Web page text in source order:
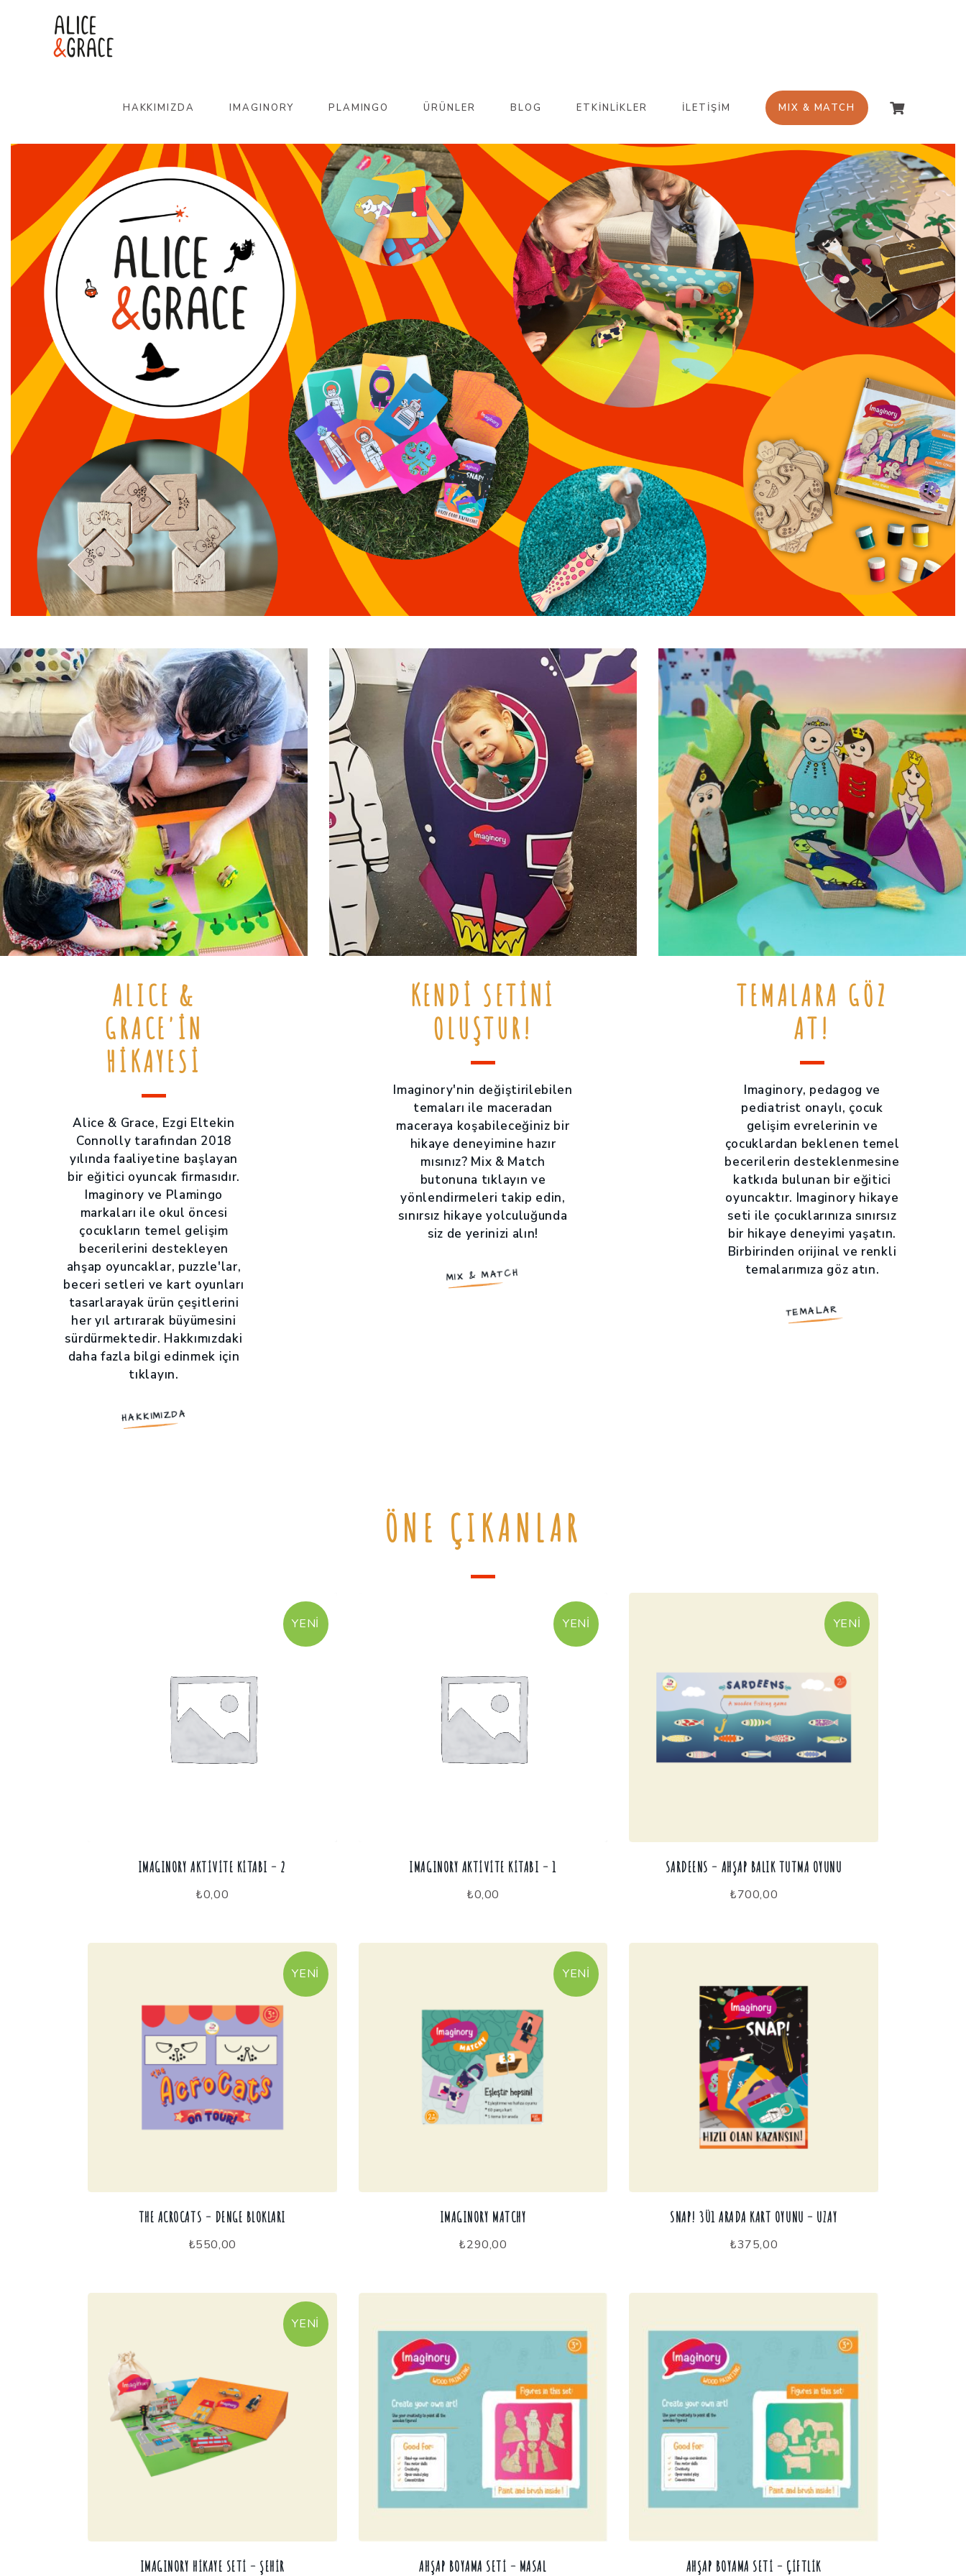
HAKKIMIZDA IMAGINORY PLAMINGO ÜRÜNLER BLOG ETKİNLİKLER İLETİŞİM MIX & MATCH
ALICE &
GRACE'IN
HIKAYESI
Alice & Grace, Ezgi Eltekin
Connolly tarafından 2018
yılında faaliyetine başlayan
bir eğitici oyuncak firmasıdır.
Imaginory ve Plamingo
markaları ile okul öncesi
çocukların temel gelişim
becerilerini destekleyen
ahşap oyuncaklar, puzzle'lar,
beceri setleri ve kart oyunları
tasarlarayak ürün çeşitlerini
her yıl artırarak büyümesini
sürdürmektedir. Hakkımızdaki
daha fazla bilgi edinmek için
tıklayın.
HAKKIMIZDA
KENDI SETINI
OLUŞTUR!
Imaginory'nin değiştirilebilen
temaları ile maceradan
maceraya koşabileceğiniz bir
hikaye deneyimine hazır
mısınız? Mix & Match
butonuna tıklayın ve
yönlendirmeleri takip edin,
sınırsız hikaye yolculuğunda
siz de yerinizi alın!
MIX & MATCH
TEMALARA GÖZ
AT!
Imaginory, pedagog ve
pediatrist onaylı, çocuk
gelişim evrelerinin ve
çocuklardan beklenen temel
becerilerin desteklenmesine
katkıda bulunan bir eğitici
oyuncaktır. Imaginory hikaye
seti ile çocuklarınıza sınırsız
bir hikaye deneyimi yaşatın.
Birbirinden orijinal ve renkli
temalarımıza göz atın.
TEMALAR
ÖNE ÇIKANLAR
YENI
IMAGINORY AKTIVITE KITABI – 2
₺0,00
YENI
IMAGINORY AKTIVITE KITABI – 1
₺0,00
YENI
SARDEENS – AHŞAP BALIK TUTMA OYUNU
₺700,00
YENI
THE ACROCATS – DENGE BLOKLARI
₺550,00
YENI
IMAGINORY MATCHY
₺290,00
SNAP! 3Ü1 ARADA KART OYUNU – UZAY
₺375,00
YENI
IMAGINORY HIKAYE SETI – ŞEHIR AHŞAP BOYAMA SETI – MASAL AHŞAP BOYAMA SETI – ÇIFTLIK